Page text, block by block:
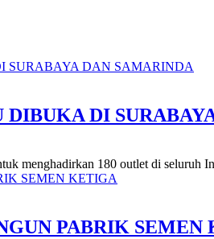
DI
menghadirkan 180 outlet di seluruh
PABRIK SEMEN